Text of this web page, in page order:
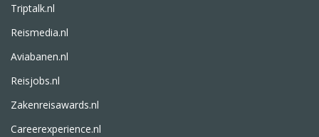
Triptalk.nl
Reismedia.nl
Aviabanen.nl
Reisjobs.nl
Zakenreisawards.nl
Careerexperience.nl